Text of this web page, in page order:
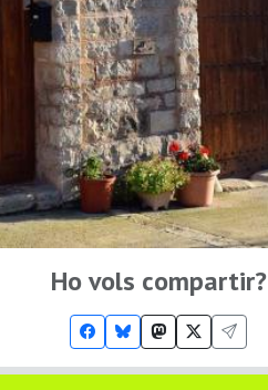
Ho vols compartir?